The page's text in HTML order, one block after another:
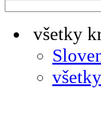
všetky